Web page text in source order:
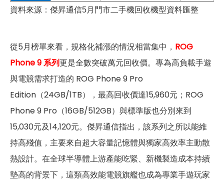
資料來源：傑昇通信5月門市二手機回收機型資料匯整
從5月榜單來看，規格化補漲的情況相當集中， ROG
Phone 9 系列更是全數突破萬元回收價。專為高負載手遊
與電競需求打造的 ROG Phone 9 Pro
Edition（24GB/1TB），最高回收價達15,960元；ROG
Phone 9 Pro（16GB/512GB）與標準版也分別來到
15,030元及14,120元。傑昇通信指出，該系列之所以能維
持高殘值，主要來自超大容量記憶體與獨家高效率主動散
熱設計。在全球半導體上游產能吃緊、新機製造成本持續
墊高的背景下，這類高效能電競旗艦也成為專業手遊玩家